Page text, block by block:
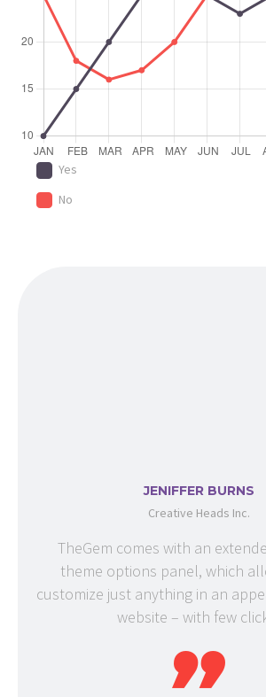
Yes
No
JENIFFER BURNS
Creative Heads Inc.
TheGem comes with an
theme options panel, which
customize just anything in an
website – with few